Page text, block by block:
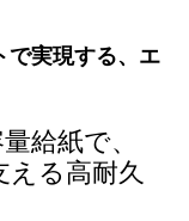
で実現する、エ
給紙で、
る高耐久